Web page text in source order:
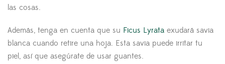
las cosas.
Además, tenga en cuenta que su Ficus Lyrata exudará savia
blanca cuando retire una hoja. Esta savia puede irritar tu
piel, así que asegúrate de usar guantes.